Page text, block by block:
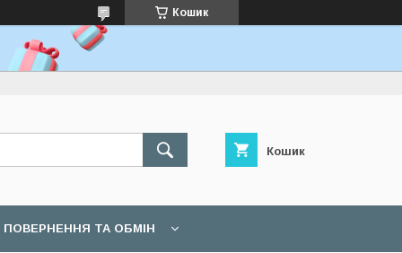
Кошик
Кошик
ПОВЕРНЕННЯ ТА ОБМІН